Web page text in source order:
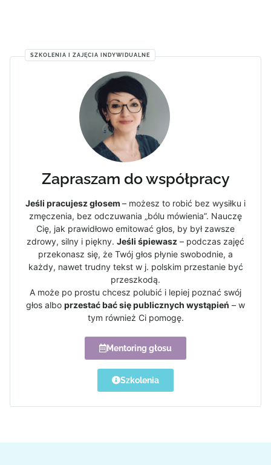
Zapraszam do współpracy
Jeśli pracujesz głosem – możesz to robić bez wysiłku i
zmęczenia, bez odczuwania „bólu mówienia”. Nauczę
Cię, jak prawidłowo emitować głos, by był zawsze
zdrowy, silny i piękny. Jeśli śpiewasz – podczas zajęć
przekonasz się, że Twój głos płynie swobodnie, a
każdy, nawet trudny tekst w j. polskim przestanie być
przeszkodą.
A może po prostu chcesz polubić i lepiej poznać swój
głos albo przestać bać się publicznych wystąpień – w
tym również Ci pomogę.
Mentoring głosu
Szkolenia
SZKOLENIA I ZAJĘCIA INDYWIDUALNE